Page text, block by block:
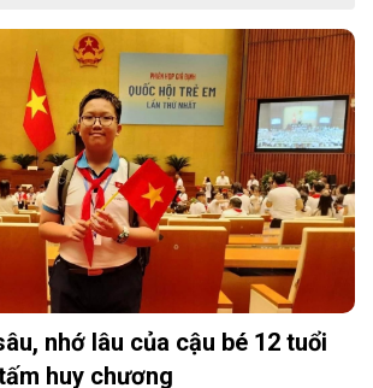
nhớ lâu của cậu bé 12 tuổi
huy chương